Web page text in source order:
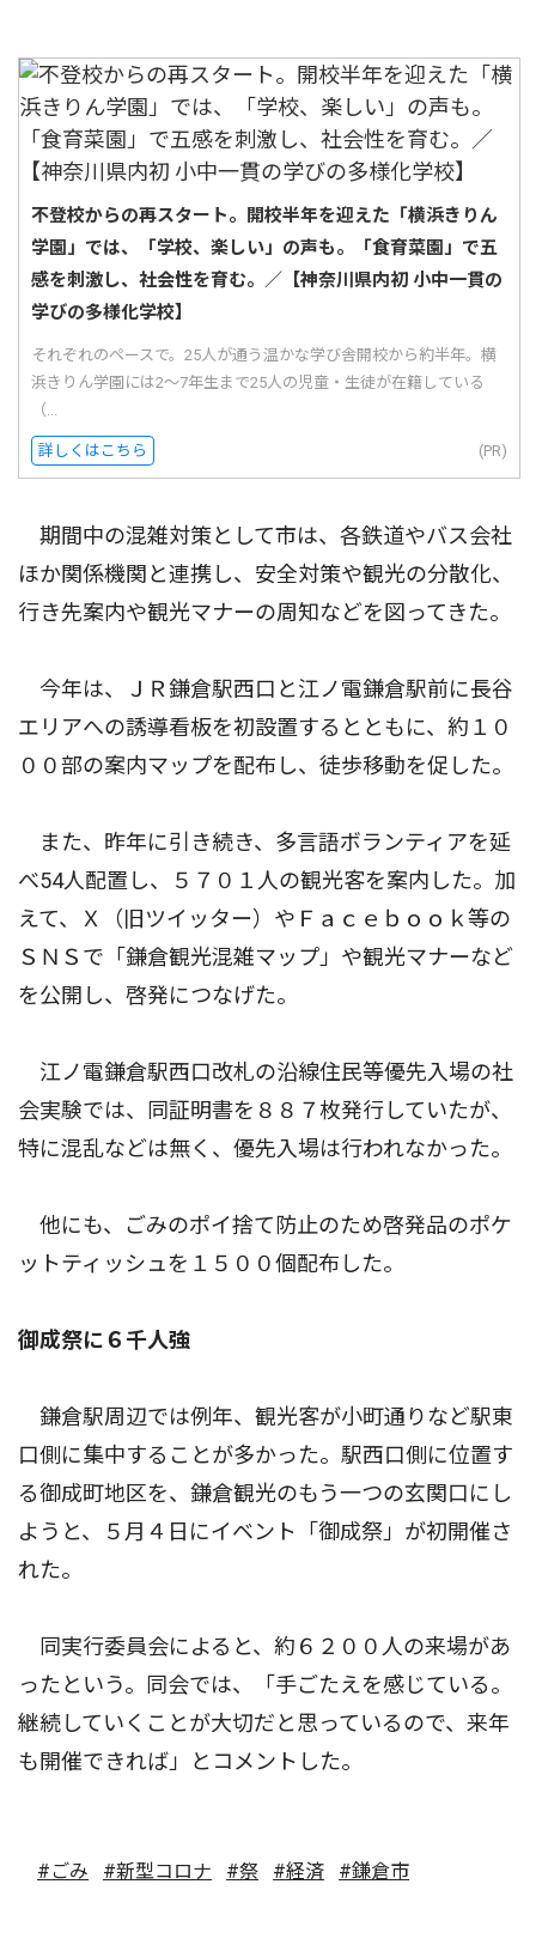
不登校からの再スタート。開校半年を迎えた「横浜きりん
学園」では、「学校、楽しい」の声も。「食育菜園」で五
感を刺激し、社会性を育む。／【神奈川県内初 小中一貫の
学びの多様化学校】
それぞれのペースで。25人が通う温かな学び舎開校から約半年。横
浜きりん学園には2〜7年生まで25人の児童・生徒が在籍している
（...
詳しくはこちら (PR)
期間中の混雑対策として市は、各鉄道やバス会社
ほか関係機関と連携し、安全対策や観光の分散化、
行き先案内や観光マナーの周知などを図ってきた。
今年は、ＪＲ鎌倉駅西口と江ノ電鎌倉駅前に長谷
エリアへの誘導看板を初設置するとともに、約１０
００部の案内マップを配布し、徒歩移動を促した。
また、昨年に引き続き、多言語ボランティアを延
べ54人配置し、５７０１人の観光客を案内した。加
えて、Ｘ（旧ツイッター）やＦａｃｅｂｏｏｋ等の
ＳＮＳで「鎌倉観光混雑マップ」や観光マナーなど
を公開し、啓発につなげた。
江ノ電鎌倉駅西口改札の沿線住民等優先入場の社
会実験では、同証明書を８８７枚発行していたが、
特に混乱などは無く、優先入場は行われなかった。
他にも、ごみのポイ捨て防止のため啓発品のポケ
ットティッシュを１５００個配布した。
御成祭に６千人強
鎌倉駅周辺では例年、観光客が小町通りなど駅東
口側に集中することが多かった。駅西口側に位置す
る御成町地区を、鎌倉観光のもう一つの玄関口にし
ようと、５月４日にイベント「御成祭」が初開催さ
れた。
同実行委員会によると、約６２００人の来場があ
ったという。同会では、「手ごたえを感じている。
継続していくことが大切だと思っているので、来年
も開催できれば」とコメントした。
#ごみ #新型コロナ #祭 #経済 #鎌倉市